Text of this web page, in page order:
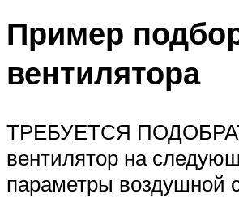
Пример
вентилятора
ТРЕБУЕТСЯ
вентилятор на
параметры воздушной